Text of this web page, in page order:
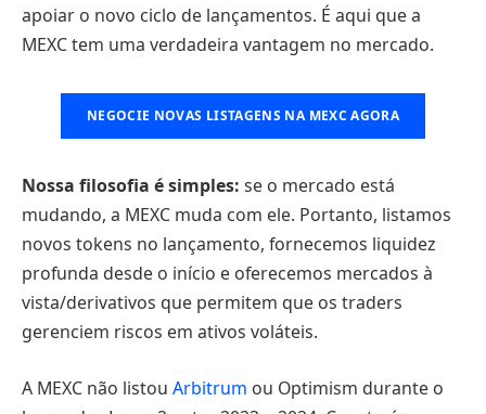
apoiar o novo ciclo de lançamentos. É aqui que a
MEXC tem uma verdadeira vantagem no mercado.
NEGOCIE NOVAS LISTAGENS NA MEXC AGORA
Nossa filosofia é simples: se o mercado está
mudando, a MEXC muda com ele. Portanto, listamos
novos tokens no lançamento, fornecemos liquidez
profunda desde o início e oferecemos mercados à
vista/derivativos que permitem que os traders
gerenciem riscos em ativos voláteis.
A MEXC não listou Arbitrum ou Optimism durante o